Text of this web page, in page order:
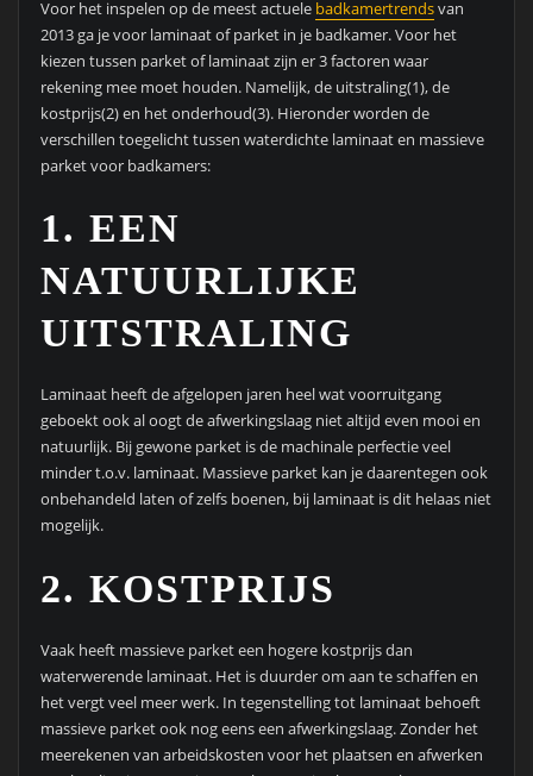
Voor het inspelen op de meest actuele badkamertrendsvan
2013 ga je voor laminaat of parket in je badkamer. Voor het
kiezen tussen parket of laminaat zijn er 3 factoren waar
rekening mee moet houden. Namelijk, de uitstraling(1), de
kostprijs(2) en het onderhoud(3). Hieronder worden de
verschillen toegelicht tussen waterdichte laminaat en massieve
parket voor badkamers:
1. EEN
NATUURLIJKE
UITSTRALING
Laminaat heeft de afgelopen jaren heel wat voorruitgang
geboekt ook al oogt de afwerkingslaag niet altijd even mooi en
natuurlijk. Bij gewone parket is de machinale perfectie veel
minder t.o.v. laminaat. Massieve parket kan je daarentegen ook
onbehandeld laten of zelfs boenen, bij laminaat is dit helaas niet
mogelijk.
2. KOSTPRIJS
Vaak heeft massieve parket een hogere kostprijs dan
waterwerende laminaat. Het is duurder om aan te schaffen en
het vergt veel meer werk. In tegenstelling tot laminaat behoeft
massieve parket ook nog eens een afwerkingslaag. Zonder het
meerekenen van arbeidskosten voor het plaatsen en afwerken